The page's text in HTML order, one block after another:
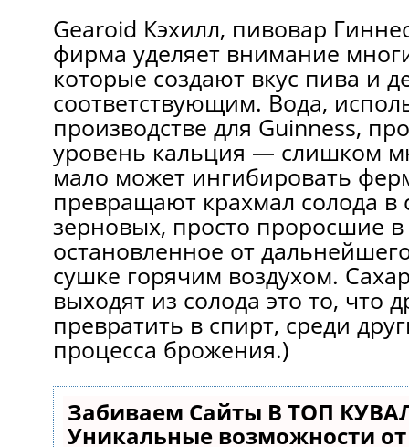
Gearoid Кэхилл, пивовар
фирма уделяет внимание
которые создают вкус пива и
соответствующим. Вода,
производстве для Guinness,
уровень кальция — слишком
мало может ингибировать
превращают крахмал солода в
зерновых, просто проросшие
остановленное от
сушке горячим воздухом.
выходят из солода это то, что
превратить в спирт, среди
процесса брожения.)
Забиваем Сайты В ТОП
Уникальные возможности от